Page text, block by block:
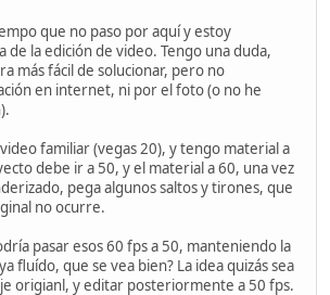
que no paso por aquí y estoy
de la edición de video. Tengo una duda,
más fácil de solucionar, pero no
en internet, ni por el foto (o no he
familiar (vegas 20), y tengo material a
debe ir a 50, y el material a 60, una vez
pega algunos saltos y tirones, que
no ocurre.
pasar esos 60 fps a 50, manteniendo la
fluído, que se vea bien? La idea quizás sea
origianl, y editar posteriormente a 50 fps.